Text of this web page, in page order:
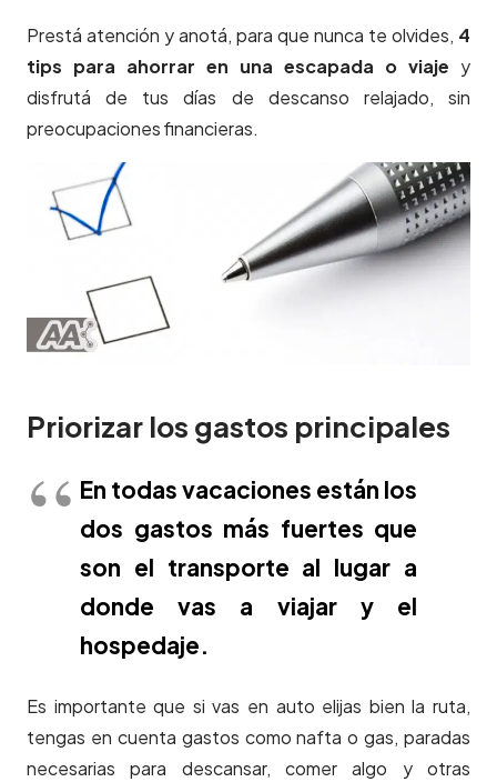
Prestá atención y anotá, para que nunca te olvides, 4
tips para ahorrar en una escapada o viaje y
disfrutá de tus días de descanso relajado, sin
preocupaciones financieras.
Priorizar los gastos principales
En todas vacaciones están los
dos gastos más fuertes que
son el transporte al lugar a
donde vas a viajar y el
hospedaje.
Es importante que si vas en auto elijas bien la ruta,
tengas en cuenta gastos como nafta o gas, paradas
necesarias para descansar, comer algo y otras